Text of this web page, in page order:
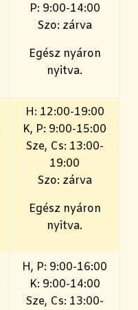
P: 9:00-14:00
Szo: zárva
Egész nyáron
nyitva.
H: 12:00-19:00
K, P: 9:00-15:00
Sze, Cs: 13:00-
19:00
Szo: zárva
Egész nyáron
nyitva.
H, P: 9:00-16:00
K: 9:00-14:00
Sze, Cs: 13:00-